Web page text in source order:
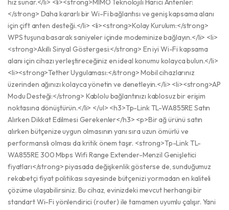
</strong> Daha kararlı bir Wi-Fi bağlantısı ve geniş kapsama alanı
için çift anten desteği.</li> <li><strong>Kolay Kurulum:</strong>
WPS tuşuna basarak saniyeler içinde modeminize bağlayın.</li> <li>
<strong>Akıllı Sinyal Göstergesi:</strong> En iyi Wi-Fi kapsama
alanı için cihazı yerleştireceğiniz en ideal konumu kolayca bulun.</li>
<li><strong>Tether Uygulaması:</strong> Mobil cihazlarınız
üzerinden ağınızı kolayca yönetin ve denetleyin.</li> <li><strong>AP
Modu Desteği:</strong> Kablolu bağlantınızı kablosuz bir erişim
noktasına dönüştürün.</li> </ul> <h3>Tp-Link TL-WA855RE Satın
Alırken Dikkat Edilmesi Gerekenler</h3> <p>Bir ağ ürünü satın
alırken bütçenize uygun olmasının yanı sıra uzun ömürlü ve
performanslı olması da kritik önem taşır. <strong>Tp-Link TL-
WA855RE 300 Mbps Wifi Range Extender-Menzil Genişletici
fiyatları</strong> piyasada değişkenlik gösterse de, sunduğumuz
rekabetçi fiyat politikası sayesinde bütçenizi yormadan en kaliteli
çözüme ulaşabilirsiniz. Bu cihaz, evinizdeki mevcut herhangi bir
standart Wi-Fi yönlendirici (router) ile tamamen uyumlu çalışır. Yani